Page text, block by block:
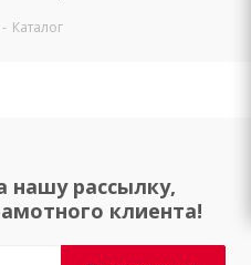
- Каталог
нашу рассылку,
клиента!